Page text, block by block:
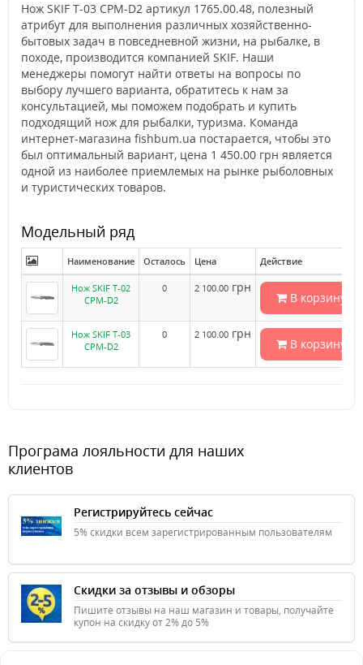
Нож SKIF T-03 CPM-D2 артикул 1765.00.48, полезный
атрибут для выполнения различных хозяйственно-
бытовых задач в повседневной жизни, на рыбалке, в
походе, производится компанией SKIF. Наши
менеджеры помогут найти ответы на вопросы по
выбору лучшего варианта, обратитесь к нам за
консультацией, мы поможем подобрать и купить
подходящий нож для рыбалки, туризма. Команда
интернет-магазина fishbum.ua постарается, чтобы это
был оптимальный вариант, цена 1 450.00 грн является
одной из наиболее приемлемых на рынке рыболовных
и туристических товаров.
Модельный ряд
Наименование Осталось Цена Действие
Нож SKIF T-02
CPM-D2
0 2 100.00 грн
В корзину
Нож SKIF T-03
CPM-D2
0 2 100.00 грн
В корзину
Програма лояльности для наших
клиентов
Регистрируйтесь сейчас
5% скидки всем зарегистрированным пользователям
Скидки за отзывы и обзоры
Пишите отзывы на наш магазин и товары, получайте
купон на скидку от 2% до 5%